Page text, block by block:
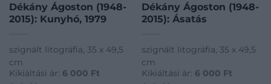
Dékány Ágoston (1948-
2015): Kunyhó, 1979
szignált litográfia, 35 x 49,5
cm
Kikiáltási ár: 6 000 Ft
Dékány Ágoston (1948-
2015): Ásatás
szignált litográfia, 35 x 49,5
cm
Kikiáltási ár: 6 000 Ft